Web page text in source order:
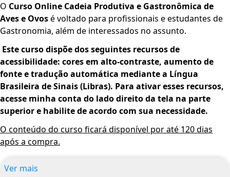
O Curso Online Cadeia Produtiva e Gastronômica de
Aves e Ovosé voltado para profissionais e estudantes de
Gastronomia, além de interessados no assunto.
Este curso dispõe dos seguintes recursos de
acessibilidade: cores em alto-contraste, aumento de
fonte e tradução automática mediante a Língua
Brasileira de Sinais (Libras). Para ativar esses recursos,
acesse minha conta do lado direito da tela na parte
superior e habilite de acordo com sua necessidade.
O conteúdo do curso ficará disponível por até 120 dias
após a compra.
Ver mais